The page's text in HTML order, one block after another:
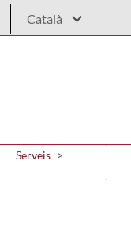
Serveis